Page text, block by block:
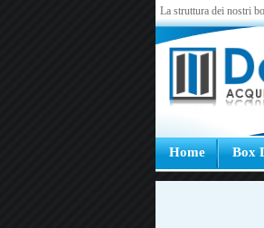
La struttura dei nostri
Home Box